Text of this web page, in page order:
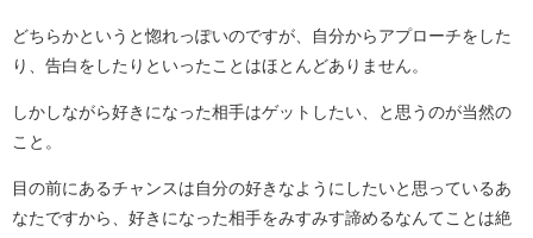
どちらかというと惚れっぽいのですが、自分からアプローチをした
り、告白をしたりといったことはほとんどありません。
しかしながら好きになった相手はゲットしたい、と思うのが当然の
こと。
目の前にあるチャンスは自分の好きなようにしたいと思っているあ
なたですから、好きになった相手をみすみす諦めるなんてことは絶